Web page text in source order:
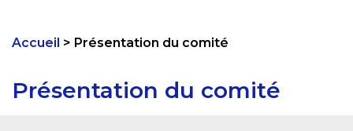
Accueil Présentation du comité
Présentation du comité